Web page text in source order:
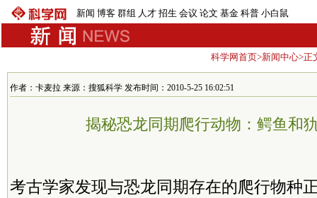
新闻 博客 群组 人才 招生 会议 论文 基金 科普 小白鼠
科学网首页>新闻中心>正
作者：卡麦拉 来源：搜狐科学 发布时间：2010-5-25 16:02:51
揭秘恐龙同期爬行动物：鳄鱼和
考古学家发现与恐龙同期存在的爬行物种